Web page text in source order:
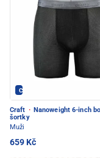
CRAFT - PEC POD SNĚŽKOU
Craft · Nanoweight 6-inch
šortky
Muži
659 Kč